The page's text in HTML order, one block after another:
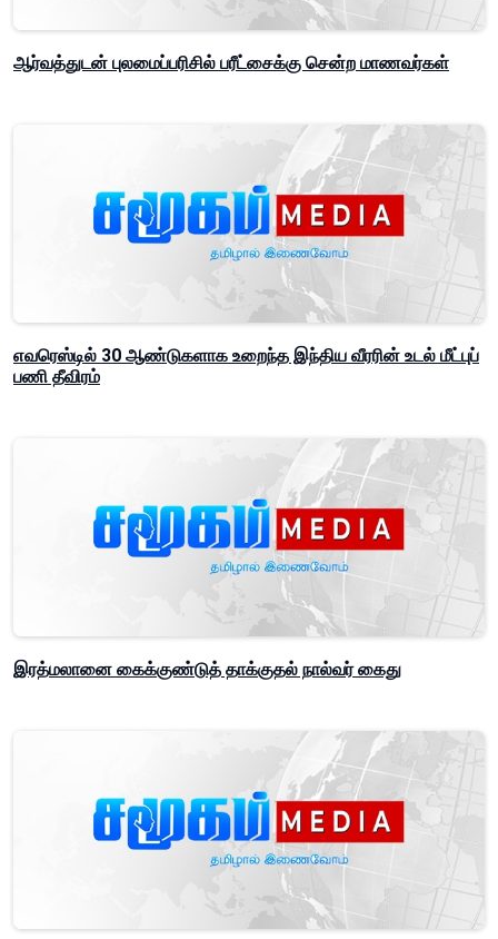
ஆர்வத்துடன் புலமைப்பரிசில் பரீட்சைக்கு சென்ற மாணவர்கள்
எவரெஸ்டில் 30 ஆண்டுகளாக உறைந்த இந்திய வீரரின் உடல் மீட்புப்
பணி தீவிரம்
இரத்மலானை கைக்குண்டுத் தாக்குதல் நால்வர் கைது